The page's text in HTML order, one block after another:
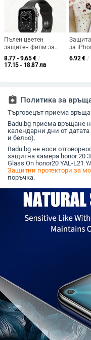
Пълен цветен
защитен филм за
рамката на Apple
Watch 5-та
8.77 - 9.65€ /
17.15 - 18.87 лв
за
Pro
6.92€ /
assignment_return Политика за
Търговецът приема
Badu.bg приема връщане
календарни дни от
и бельо).
Badu.bg не носи
защитна камера honor 20
Glass On honor20 YAL-L21
Защитни протектори за
поръчка.